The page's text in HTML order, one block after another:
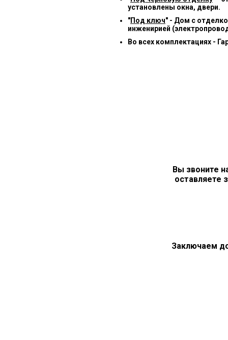
установлены окна, двери.
"Под ключ" - Дом с
инженирией
Во всех комплектациях -
Вы звоните
оставляете
Заключаем